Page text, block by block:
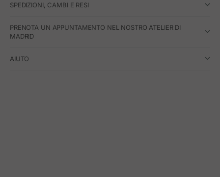
SPEDIZIONI, CAMBI E RESI
PRENOTA UN APPUNTAMENTO NEL NOSTRO ATELIER DI
MADRID
AIUTO